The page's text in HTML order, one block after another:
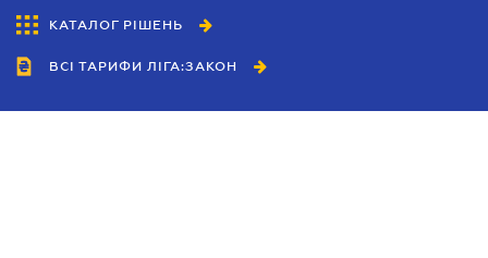
КАТАЛОГ РІШЕНЬ
ВСІ ТАРИФИ ЛІГА:ЗАКОН